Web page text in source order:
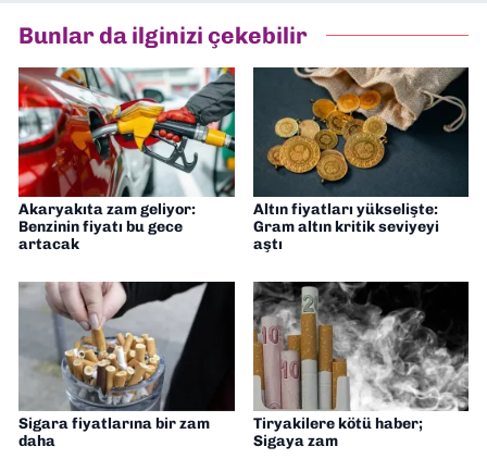
Müdürü” olarak görev almaktayım. Hak
odaklı haberciliğe dair çalışmalar
yapıyorum
Bunlar da ilginizi çekebilir
Akaryakıta zam geliyor:
Benzinin fiyatı bu gece
artacak
Altın fiyatları yükselişte:
Gram altın kritik seviyeyi
aştı
Sigara fiyatlarına bir zam
daha
Tiryakilere kötü haber;
Sigaya zam